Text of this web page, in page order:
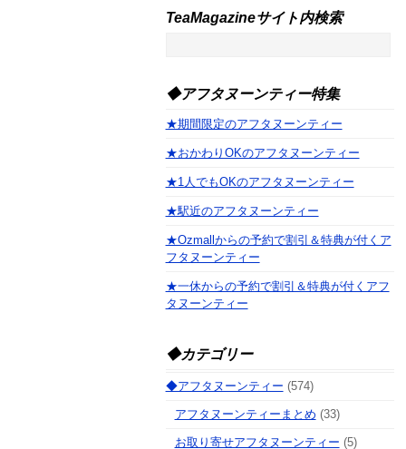
TeaMagazineサイト内検索
◆アフタヌーンティー特集
★期間限定のアフタヌーンティー
★おかわりOKのアフタヌーンティー
★1人でもOKのアフタヌーンティー
★駅近のアフタヌーンティー
★Ozmallからの予約で割引＆特典が付くア
フタヌーンティー
★一休からの予約で割引＆特典が付くアフ
タヌーンティー
◆カテゴリー
◆アフタヌーンティー (574)
アフタヌーンティーまとめ (33)
お取り寄せアフタヌーンティー (5)